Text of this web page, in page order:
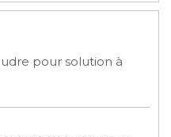
pour solution à